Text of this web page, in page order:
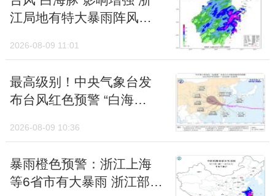
上，属于不冻区。
【冬至天气】终藏之气 至此而极
“终藏之气，至此而极也。”冬至是二十四节气
的一个重要节点，冬至当天太阳几乎直射南回
归线，是北半球白天最短，黑夜最长的一天。
此后，地表热量积蓄越来越少，一年中最冷的
数九寒天开始。
江局地有特大暴雨阵风可
2026-08-09 11:01
最高级别！中央气象台发
布台风红色预警 “白海
晨在浙江舟山到福建福鼎
2026-08-09 10:36
暴雨橙色预警：浙江上海
等6省市有大暴雨 浙江部分